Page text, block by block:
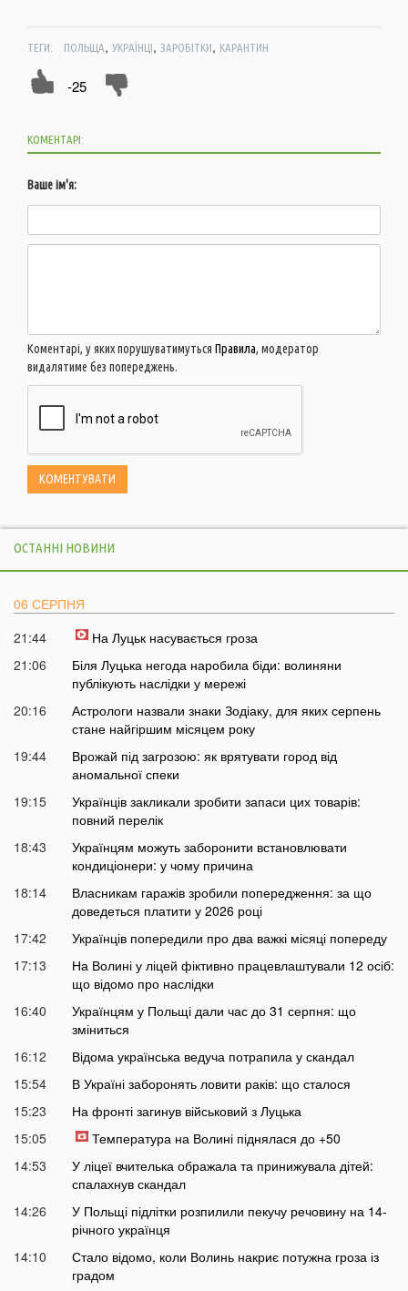
ТЕГИ: ПОЛЬЩА, УКРАЇНЦІ, ЗАРОБІТКИ, КАРАНТИН
-25
КОМЕНТАРІ:
Ваше ім'я:
Коментарі, у яких порушуватимуться Правила, модератор
видалятиме без попереджень.
ОСТАННІ НОВИНИ
06 СЕРПНЯ
21:44
На Луцьк насувається гроза
21:06
Біля Луцька негода наробила біди: волиняни
публікують наслідки у мережі
20:16
Астрологи назвали знаки Зодіаку, для яких серпень
стане найгіршим місяцем року
19:44
Врожай під загрозою: як врятувати город від
аномальної спеки
19:15
Українців закликали зробити запаси цих товарів:
повний перелік
18:43
Українцям можуть заборонити встановлювати
кондиціонери: у чому причина
18:14
Власникам гаражів зробили попередження: за що
доведеться платити у 2026 році
17:42
Українців попередили про два важкі місяці попереду
17:13
На Волині у ліцей фіктивно працевлаштували 12 осіб:
що відомо про наслідки
16:40
Українцям у Польщі дали час до 31 серпня: що
зміниться
16:12
Відома українська ведуча потрапила у скандал
15:54
В Україні заборонять ловити раків: що сталося
15:23
На фронті загинув військовий з Луцька
15:05
Температура на Волині піднялася до +50
14:53
У ліцеї вчителька ображала та принижувала дітей:
спалахнув скандал
14:26
У Польщі підлітки розпилили пекучу речовину на 14-
річного українця
14:10
Стало відомо, коли Волинь накриє потужна гроза із
градом